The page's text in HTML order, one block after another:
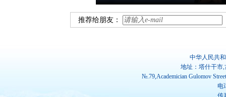
推荐给朋友：
中华人民共
地址：塔什干市
№.79,Academician Gulomov
电
传